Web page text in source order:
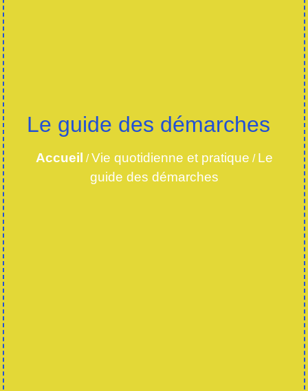
Le guide des démarches
Accueil /Vie quotidienne et pratique / Le
guide des démarches